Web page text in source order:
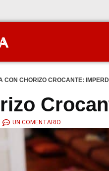
CON CHORIZO CROCANTE:
UN COMENTARIO